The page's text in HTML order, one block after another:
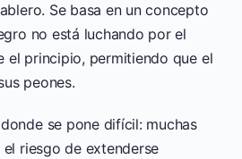
Se basa en un concepto
no está luchando por el
el principio, permitiendo que el
peones.
se pone difícil: muchas
riesgo de extenderse